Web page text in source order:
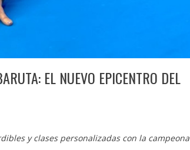
EL NUEVO EPICENTRO DEL
y clases personalizadas con la campeona